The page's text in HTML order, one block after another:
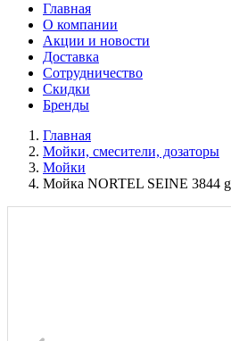
Главная
О компании
Акции и новости
Доставка
Сотрудничество
Скидки
Бренды
Главная
Мойки, смесители, дозаторы
Мойки
Мойка NORTEL SEINE 3844